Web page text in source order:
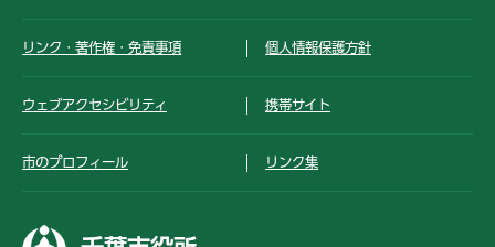
リンク・著作権・免責事項 個人情報保護方針
ウェブアクセシビリティ 携帯サイト
市のプロフィール リンク集